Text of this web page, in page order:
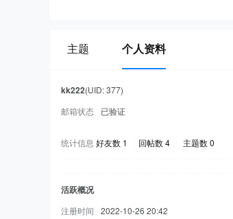
主题 个人资料
kk222(UID: 377)
邮箱状态
已验证
统计信息 好友数 1 回帖数 4 主题数 0
活跃概况
注册时间 2022-10-26 20:42